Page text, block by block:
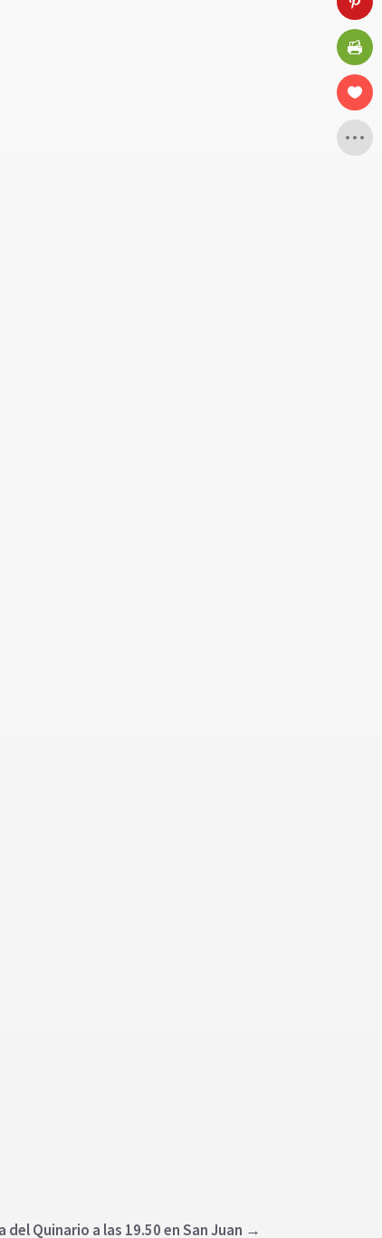
Quinario a las 19.50 en San Juan →